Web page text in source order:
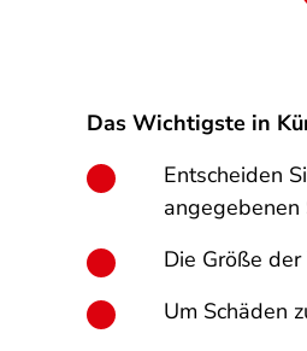
Das Wichtigste in
Entscheiden
angegebenen
Die Größe
Um Schäden